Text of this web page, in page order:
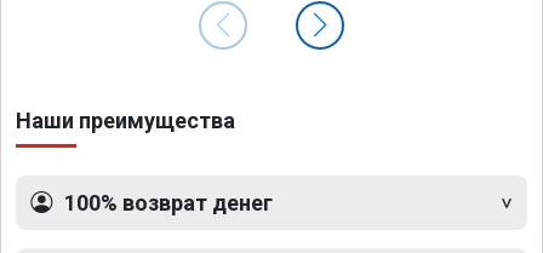
Наши преимущества
100% возврат денег